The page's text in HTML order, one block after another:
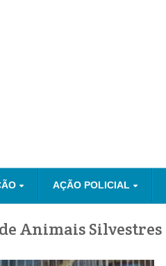
AÇÃO POLICIAL
Animais Silvestres